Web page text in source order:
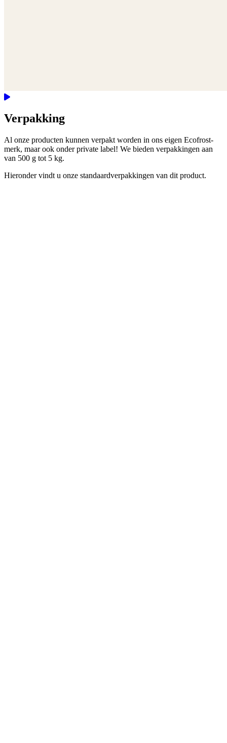
Verpakking
Al onze producten kunnen verpakt worden in ons eigen Ecofrost-
merk, maar ook onder private label! We bieden verpakkingen aan
van 500 g tot 5 kg.
Hieronder vindt u onze standaardverpakkingen van dit product.